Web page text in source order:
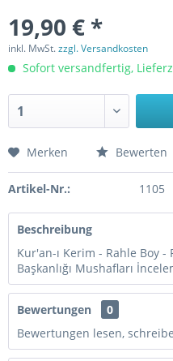
19,90 € *
inkl. MwSt.zzgl. Versandkosten
Sofort versandfertig,
Merken Bewerten
Artikel-Nr.: 1105
Beschreibung
Kur'an-ı Kerim - Rahle Boy
Başkanlığı Mushafları
Bewertungen
0
Bewertungen lesen,